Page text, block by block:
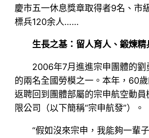
慶市五一休息獎章取得者9名、市
標兵120余人……
生長之基：留人育人、鍛煉精
2006年7月進進宗申團體的劉
的兩名全國勞模之一。本年，60
返聘回到團體部屬的宗申航空動員
限公司（以下簡稱“宗申航發”）。
“假如沒來宗申，我能夠一輩